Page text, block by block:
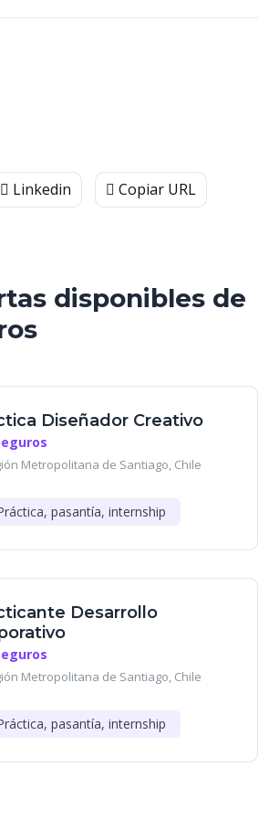
Linkedin Copiar URL
disponibles de
Diseñador Creativo
Metropolitana de Santiago, Chile
pasantía, internship
Desarrollo
Metropolitana de Santiago, Chile
pasantía, internship